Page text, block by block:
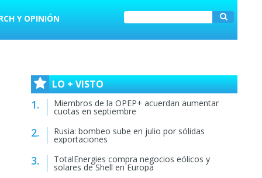
Y OPINIÓN
LO + VISTO
Miembros de la OPEP+ acuerdan aumentar
cuotas en septiembre
Rusia: bombeo sube en julio por sólidas
exportaciones
TotalEnergies compra negocios eólicos y
solares de Shell en Europa